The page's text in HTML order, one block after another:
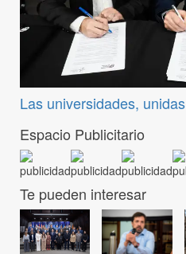
Las universidades, unidas
Espacio Publicitario
Te pueden interesar